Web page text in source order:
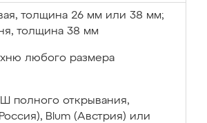
толщина 26 мм или 38 мм;
толщина 38 мм
любого размера
полного открывания,
Blum (Австрия) или